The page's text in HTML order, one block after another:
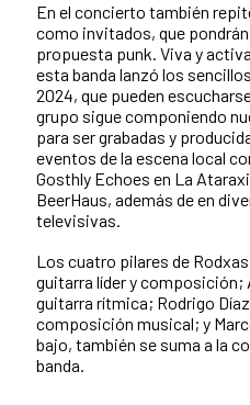
En el concierto también
como invitados, que
propuesta punk. Viva y
esta banda lanzó los sencillos
2024, que pueden
grupo sigue componiendo
para ser grabadas y
eventos de la escena local
Gosthly Echoes en La
BeerHaus, además de en
televisivas.
Los cuatro pilares de
guitarra líder y composición;
guitarra rítmica; Rodrigo
composición musical; y
bajo, también se suma a la
banda.